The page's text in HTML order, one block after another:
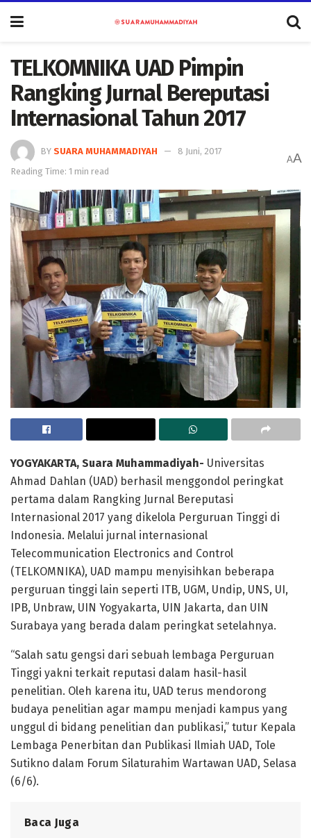
TELKOMNIKA UAD Pimpin
Rangking Jurnal Bereputasi
Internasional Tahun 2017
BY SUARA MUHAMMADIYAH
8 Juni, 2017
Reading Time: 1 min read
AA
YOGYAKARTA, Suara Muhammadiyah- Universitas
Ahmad Dahlan (UAD) berhasil menggondol peringkat
pertama dalam Rangking Jurnal Bereputasi
Internasional 2017 yang dikelola Perguruan Tinggi di
Indonesia. Melalui jurnal internasional
Telecommunication Electronics and Control
(TELKOMNIKA), UAD mampu menyisihkan beberapa
perguruan tinggi lain seperti ITB, UGM, Undip, UNS, UI,
IPB, Unbraw, UIN Yogyakarta, UIN Jakarta, dan UIN
Surabaya yang berada dalam peringkat setelahnya.
“Salah satu gengsi dari sebuah lembaga Perguruan
Tinggi yakni terkait reputasi dalam hasil-hasil
penelitian. Oleh karena itu, UAD terus mendorong
budaya penelitian agar mampu menjadi kampus yang
unggul di bidang penelitian dan publikasi,” tutur Kepala
Lembaga Penerbitan dan Publikasi Ilmiah UAD, Tole
Sutikno dalam Forum Silaturahim Wartawan UAD, Selasa
(6/6).
Baca Juga